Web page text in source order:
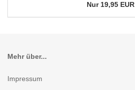
Nur 19,95 EUR
Mehr über...
Impressum